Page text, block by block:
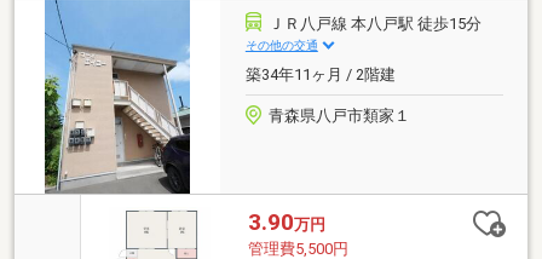
ＪＲ八戸線 本八戸駅 徒歩15分
その他の交通
築34年11ヶ月 / 2階建
青森県八戸市類家１
3.90万円
管理費5,500円